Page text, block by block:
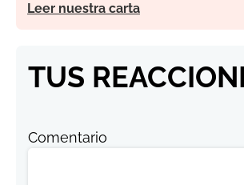
Leer nuestra carta
TUS
Comentario